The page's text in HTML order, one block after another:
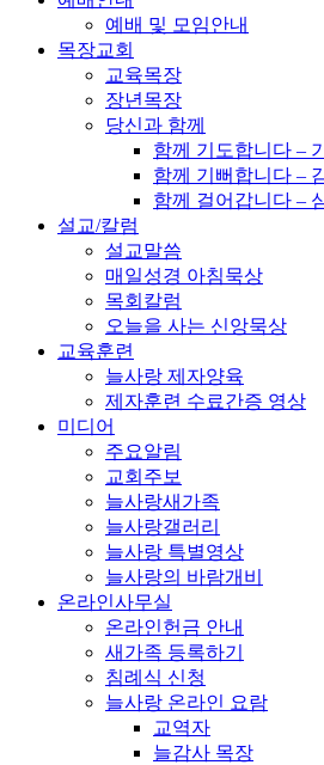
예배 및 모임안내
목장교회
교육목장
장년목장
당신과 함께
함께 기도합니다 –
함께 기뻐합니다 –
함께 걸어갑니다 –
설교/칼럼
설교말씀
매일성경 아침묵상
목회칼럼
오늘을 사는 신앙묵상
교육훈련
늘사랑 제자양육
제자훈련 수료간증 영상
미디어
주요알림
교회주보
늘사랑새가족
늘사랑갤러리
늘사랑 특별영상
늘사랑의 바람개비
온라인사무실
온라인헌금 안내
새가족 등록하기
침례식 신청
늘사랑 온라인 요람
교역자
늘감사 목장